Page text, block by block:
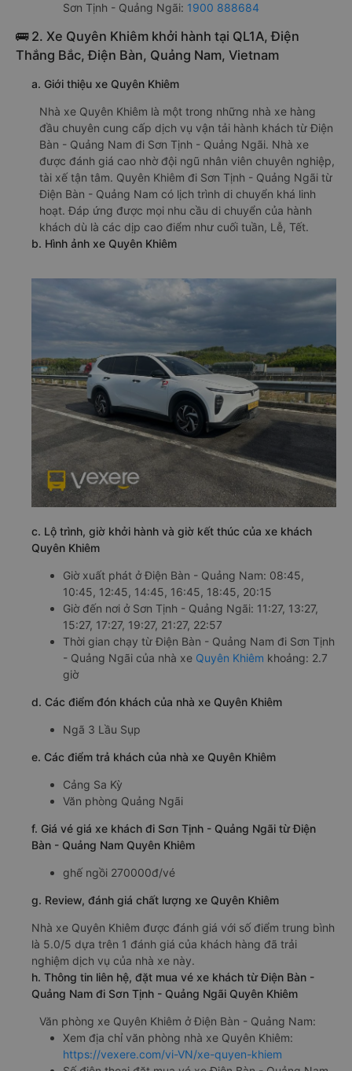
Sơn Tịnh - Quảng Ngãi: 1900 888684
🚌 2. Xe Quyên Khiêm khởi hành tại QL1A, Điện
Thắng Bắc, Điện Bàn, Quảng Nam, Vietnam
a. Giới thiệu xe Quyên Khiêm
Nhà xe Quyên Khiêm là một trong những nhà xe hàng
đầu chuyên cung cấp dịch vụ vận tải hành khách từ Điện
Bàn - Quảng Nam đi Sơn Tịnh - Quảng Ngãi. Nhà xe
được đánh giá cao nhờ đội ngũ nhân viên chuyên nghiệp,
tài xế tận tâm. Quyên Khiêm đi Sơn Tịnh - Quảng Ngãi từ
Điện Bàn - Quảng Nam có lịch trình di chuyển khá linh
hoạt. Đáp ứng được mọi nhu cầu di chuyển của hành
khách dù là các dịp cao điểm như cuối tuần, Lễ, Tết.
b. Hình ảnh xe Quyên Khiêm
c. Lộ trình, giờ khởi hành và giờ kết thúc của xe khách
Quyên Khiêm
Giờ xuất phát ở Điện Bàn - Quảng Nam: 08:45,
10:45, 12:45, 14:45, 16:45, 18:45, 20:15
Giờ đến nơi ở Sơn Tịnh - Quảng Ngãi: 11:27, 13:27,
15:27, 17:27, 19:27, 21:27, 22:57
Thời gian chạy từ Điện Bàn - Quảng Nam đi Sơn Tịnh
- Quảng Ngãi của nhà xe Quyên Khiêm khoảng: 2.7
giờ
d. Các điểm đón khách của nhà xe Quyên Khiêm
Ngã 3 Lầu Sụp
e. Các điểm trả khách của nhà xe Quyên Khiêm
Cảng Sa Kỳ
Văn phòng Quảng Ngãi
f. Giá vé giá xe khách đi Sơn Tịnh - Quảng Ngãi từ Điện
Bàn - Quảng Nam Quyên Khiêm
ghế ngồi 270000đ/vé
g. Review, đánh giá chất lượng xe Quyên Khiêm
Nhà xe Quyên Khiêm được đánh giá với số điểm trung bình
là 5.0/5 dựa trên 1 đánh giá của khách hàng đã trải
nghiệm dịch vụ của nhà xe này.
h. Thông tin liên hệ, đặt mua vé xe khách từ Điện Bàn -
Quảng Nam đi Sơn Tịnh - Quảng Ngãi Quyên Khiêm
Văn phòng xe Quyên Khiêm ở Điện Bàn - Quảng Nam:
Xem địa chỉ văn phòng nhà xe Quyên Khiêm:
https://vexere.com/vi-VN/xe-quyen-khiem